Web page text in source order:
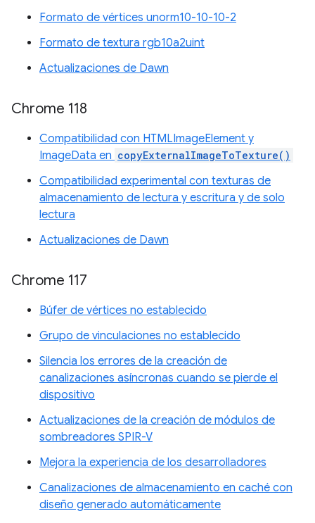
Formato de vértices unorm10-10-10-2
Formato de textura rgb10a2uint
Actualizaciones de Dawn
Chrome 118
Compatibilidad con HTMLImageElement y
ImageData en copyExternalImageToTexture()
Compatibilidad experimental con texturas de
almacenamiento de lectura y escritura y de solo
lectura
Actualizaciones de Dawn
Chrome 117
Búfer de vértices no establecido
Grupo de vinculaciones no establecido
Silencia los errores de la creación de
canalizaciones asíncronas cuando se pierde el
dispositivo
Actualizaciones de la creación de módulos de
sombreadores SPIR-V
Mejora la experiencia de los desarrolladores
Canalizaciones de almacenamiento en caché con
diseño generado automáticamente